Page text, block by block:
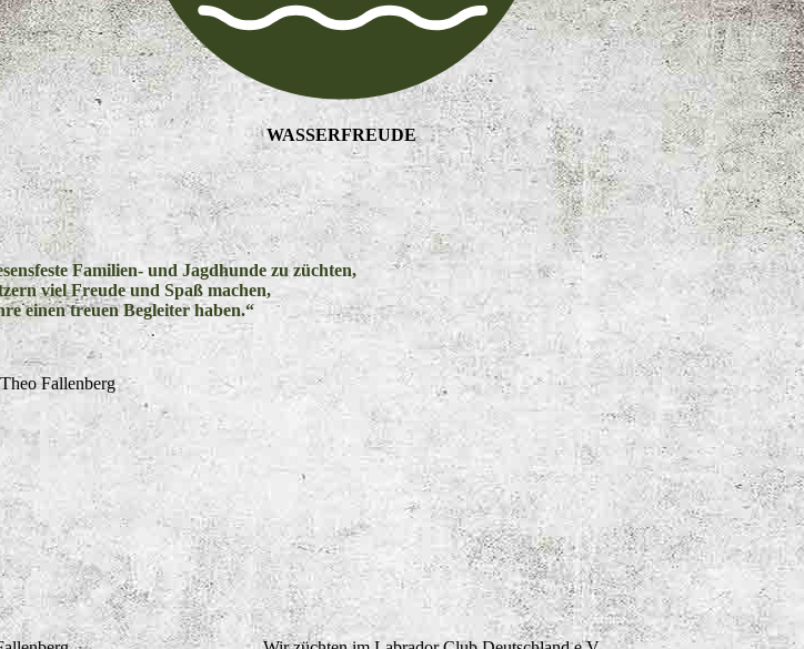
WASSERFREUDE
Familien- und Jagdhunde zu züchten,
viel Freude und Spaß machen,
einen treuen Begleiter haben.“
Theo Fallenberg